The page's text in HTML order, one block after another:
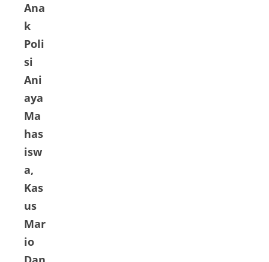
Ana
k
Poli
si
Ani
aya
Ma
has
isw
a,
Kas
us
Mar
io